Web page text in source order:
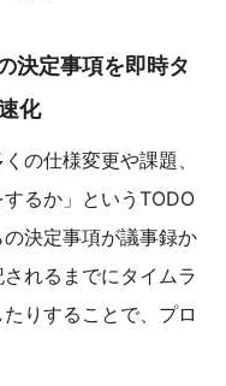
決定事項を即時タ
化
の仕様変更や課題、
るか」というTODO
決定事項が議事録か
れるまでにタイムラ
りすることで、プロ